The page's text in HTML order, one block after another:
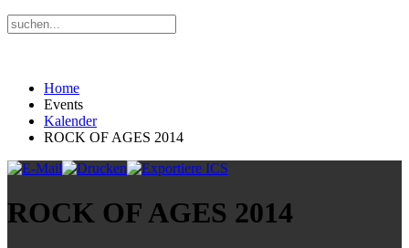
Home
Events
Kalender
ROCK OF AGES 2014
ROCK OF AGES 2014